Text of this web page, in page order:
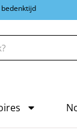
bedenktijd